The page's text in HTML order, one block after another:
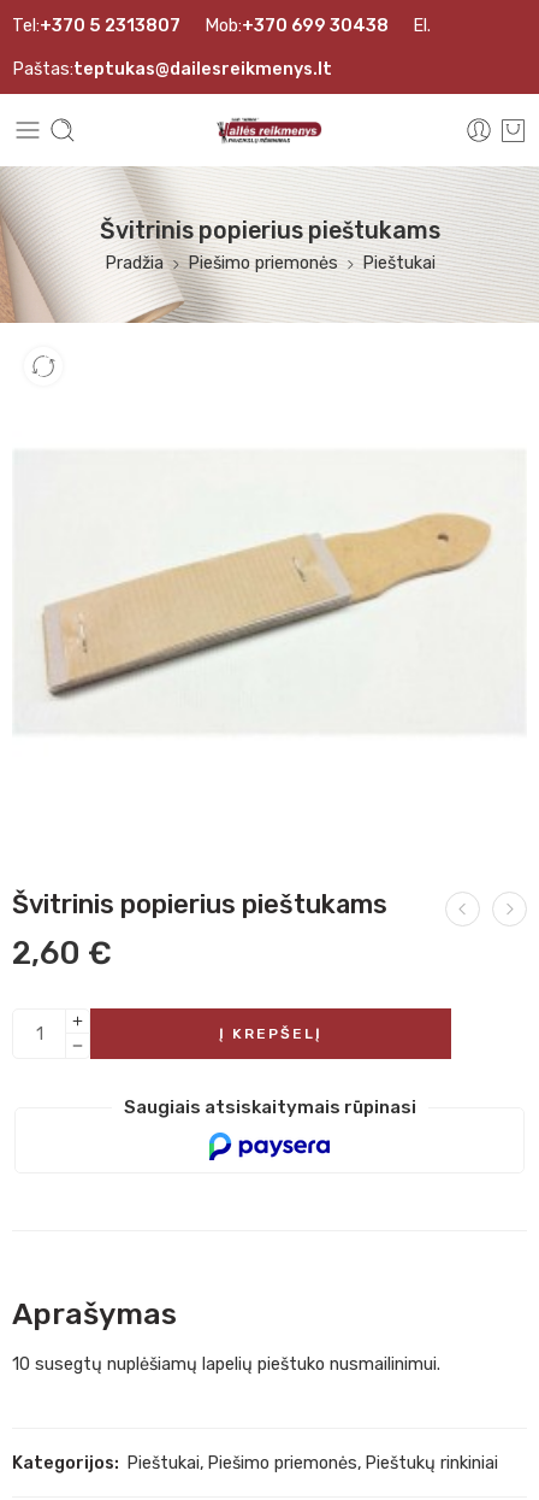
Tel:+370 5 2313807 Mob:+370 699 30438 El.
Paštas:teptukas@dailesreikmenys.lt
Švitrinis popierius pieštukams
Pradžia Piešimo priemonės Pieštukai
Švitrinis popierius pieštukams
2,60 €
Į KREPŠELĮ
Saugiais atsiskaitymais rūpinasi
Aprašymas
10 susegtų nuplėšiamų lapelių pieštuko nusmailinimui.
Kategorijos: Pieštukai, Piešimo priemonės, Pieštukų rinkiniai